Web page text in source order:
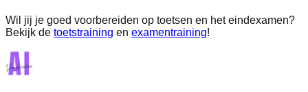
Wil jij je goed voorbereiden op toetsen en het eindexamen?
Bekijk de toetstraining en examentraining!